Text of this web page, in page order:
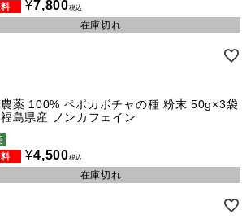
¥7,800税込
在庫切れ
薬 100% ペポカボチャの種 粉末 50g×3袋
島県産 ノンカフェイン
¥4,500税込
在庫切れ